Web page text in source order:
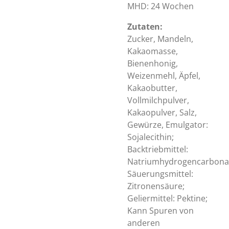
MHD: 24 Wochen
Zutaten:
Zucker, Mandeln,
Kakaomasse,
Bienenhonig,
Weizenmehl, Äpfel,
Kakaobutter,
Vollmilchpulver,
Kakaopulver, Salz,
Gewürze, Emulgator:
Sojalecithin;
Backtriebmittel:
Säuerungsmittel:
Zitronensäure;
Geliermittel: Pektine;
Kann Spuren von
anderen